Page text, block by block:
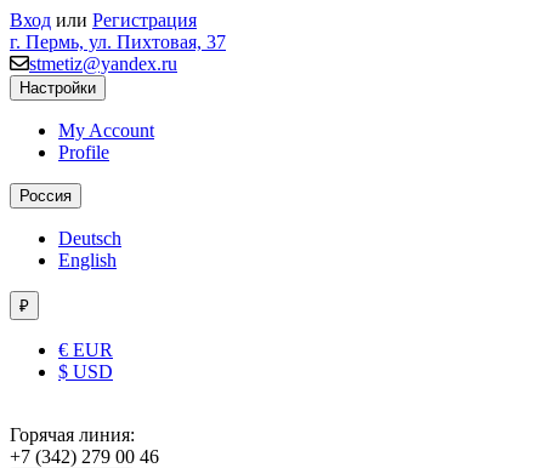
Вход или Регистрация
г. Пермь, ул. Пихтовая, 37
stmetiz@yandex.ru
Настройки
My Account
Profile
Россия
Deutsch
English
₽
€ EUR
$ USD
Горячая линия:
+7 (342) 279 00 46